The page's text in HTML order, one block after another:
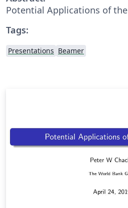
Potential Applications of the
Tags:
Presentations Beamer